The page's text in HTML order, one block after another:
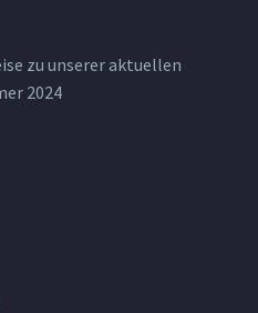
zu unserer aktuellen
2024